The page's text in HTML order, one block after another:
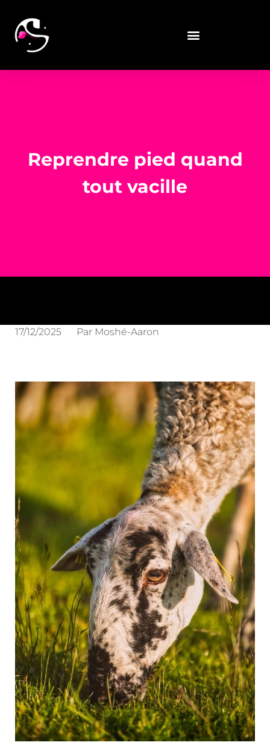
Reprendre pied quand
tout vacille
17/12/2025 Par Moshé-Aaron